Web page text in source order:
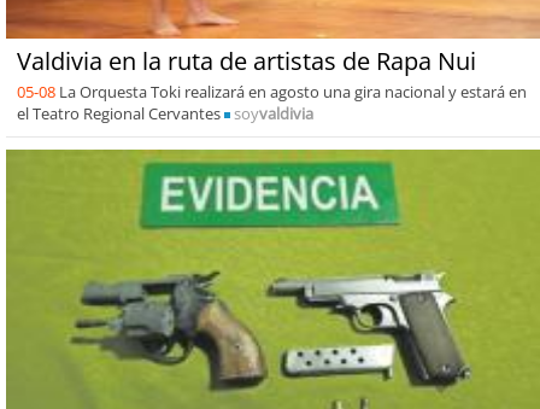
Valdivia en la ruta de artistas de Rapa Nui
05-08 La Orquesta Toki realizará en agosto una gira nacional y estará en
el Teatro Regional Cervantes
soyvaldivia